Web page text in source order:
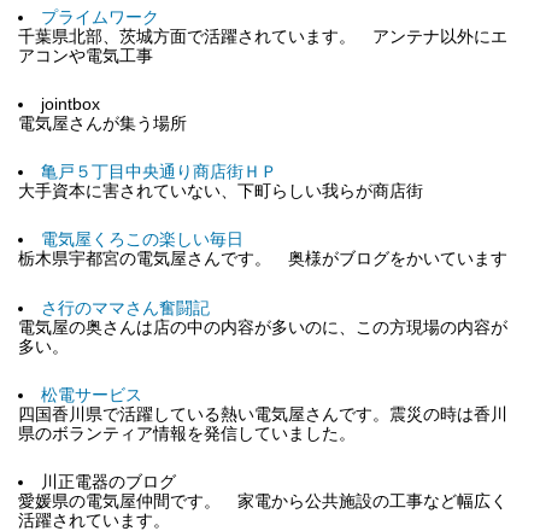
プライムワーク
千葉県北部、茨城方面で活躍されています。 アンテナ以外にエ
アコンや電気工事
jointbox
電気屋さんが集う場所
亀戸５丁目中央通り商店街ＨＰ
大手資本に害されていない、下町らしい我らが商店街
電気屋くろこの楽しい毎日
栃木県宇都宮の電気屋さんです。 奥様がブログをかいています
さ行のママさん奮闘記
電気屋の奥さんは店の中の内容が多いのに、この方現場の内容が
多い。
松電サービス
四国香川県で活躍している熱い電気屋さんです。震災の時は香川
県のボランティア情報を発信していました。
川正電器のブログ
愛媛県の電気屋仲間です。 家電から公共施設の工事など幅広く
活躍されています。